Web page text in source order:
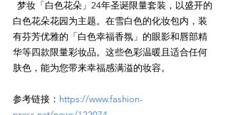
白色花朵花园为主题。在雪白色的化妆包内，装
有芬芳优雅的「白色幸福香氛」的眼影和唇部精
华等四款限量彩妆品。这些色彩温暖且适合任何
参考链接： https://www.fashion-